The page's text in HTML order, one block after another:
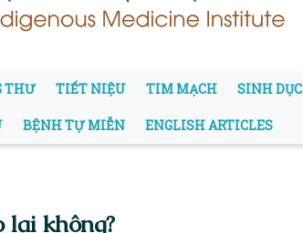
THƯ TIẾT NIỆU TIM MẠCH SINH DỤC
BỆNH TỰ MIỄN ENGLISH ARTICLES
lại không?